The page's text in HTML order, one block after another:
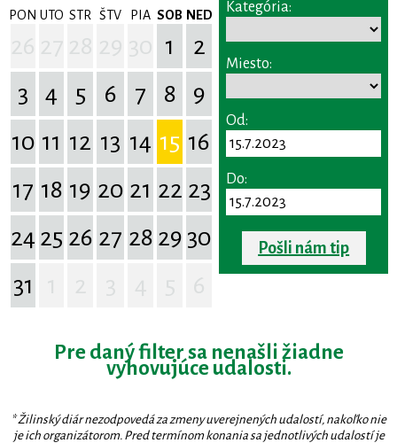
PON UTO STR ŠTV PIA SOB NED
1
2
3
4 5 6 7 8
9
10 11 12 13 14 15 16
17 18 19 20 21 22 23
24 25 26 27 28 29 30
31
Kategória:
Miesto:
Od:
Do:
Pošli nám tip
Pre daný filter sa nenašli žiadne
vyhovujúce udalosti.
* Žilinský diár nezodpovedá za zmeny uverejnených udalostí, nakoľko nie
je ich organizátorom. Pred termínom konania sa jednotlivých udalostí je